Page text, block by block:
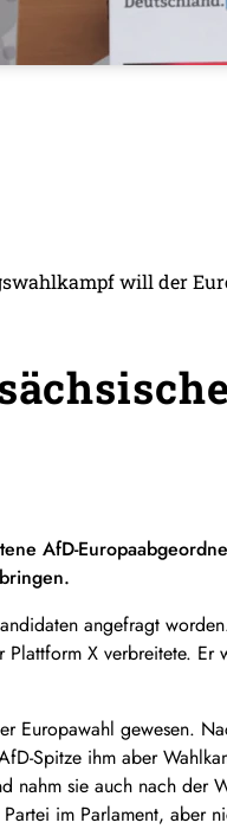
will der
AfD-
angefragt
X verbreitete.
Europawahl gewesen.
Spitze ihm aber
nahm sie auch nach
im Parlament, aber